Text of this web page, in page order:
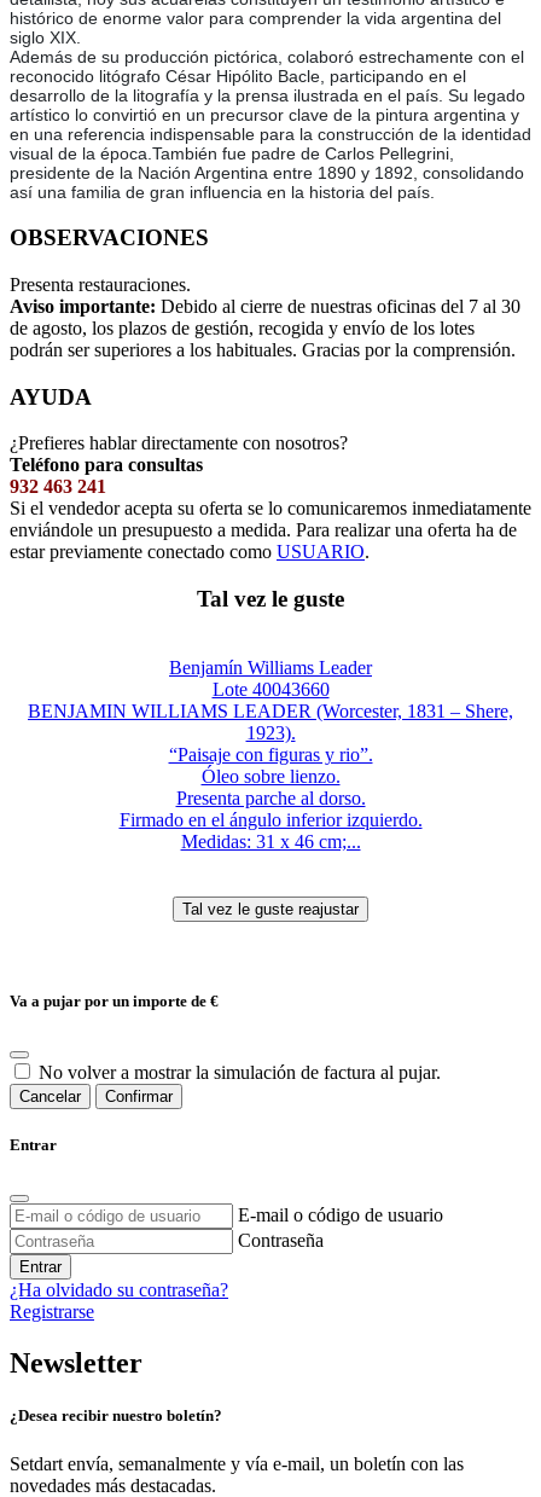
histórico de enorme valor para comprender la vida argentina del
siglo XIX.
Además de su producción pictórica, colaboró estrechamente con el
reconocido litógrafo César Hipólito Bacle, participando en el
desarrollo de la litografía y la prensa ilustrada en el país. Su legado
artístico lo convirtió en un precursor clave de la pintura argentina y
en una referencia indispensable para la construcción de la identidad
visual de la época.También fue padre de Carlos Pellegrini,
presidente de la Nación Argentina entre 1890 y 1892, consolidando
así una familia de gran influencia en la historia del país.
OBSERVACIONES
Presenta restauraciones.
Aviso importante: Debido al cierre de nuestras oficinas del 7 al 30
de agosto, los plazos de gestión, recogida y envío de los lotes
podrán ser superiores a los habituales. Gracias por la comprensión.
AYUDA
¿Prefieres hablar directamente con nosotros?
Teléfono para consultas
932 463 241
Si el vendedor acepta su oferta se lo comunicaremos inmediatamente
enviándole un presupuesto a medida. Para realizar una oferta ha de
estar previamente conectado como USUARIO.
Tal vez le guste
Benjamín Williams Leader
Lote 40043660
BENJAMIN WILLIAMS LEADER (Worcester, 1831 – Shere,
1923).
“Paisaje con figuras y rio”.
Óleo sobre lienzo.
Presenta parche al dorso.
Firmado en el ángulo inferior izquierdo.
Medidas: 31 x 46 cm;...
Va a pujar por un importe de €
No volver a mostrar la simulación de factura al pujar.
Cancelar Confirmar
Entrar
E-mail o código de usuario
Contraseña
Entrar
¿Ha olvidado su contraseña?
Registrarse
Newsletter
¿Desea recibir nuestro boletín?
Setdart envía, semanalmente y vía e-mail, un boletín con las
novedades más destacadas.